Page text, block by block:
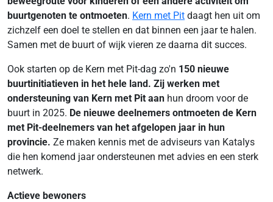
buurtgenoten te ontmoeten. Kern met Pit daagt hen uit om
zichzelf een doel te stellen en dat binnen een jaar te halen.
Samen met de buurt of wijk vieren ze daarna dit succes.
Ook starten op de Kern met Pit-dag zo'n 150 nieuwe
buurtinitiatieven in het hele land. Zij werken met
ondersteuning van Kern met Pit aan hun droom voor de
buurt in 2025. De nieuwe deelnemers ontmoeten de Kern
met Pit-deelnemers van het afgelopen jaar in hun
provincie. Ze maken kennis met de adviseurs van Katalys
die hen komend jaar ondersteunen met advies en een sterk
netwerk.
Actieve bewoners